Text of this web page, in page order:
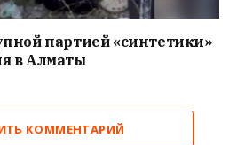
партией «синтетики»
в Алматы
КОММЕНТАРИЙ